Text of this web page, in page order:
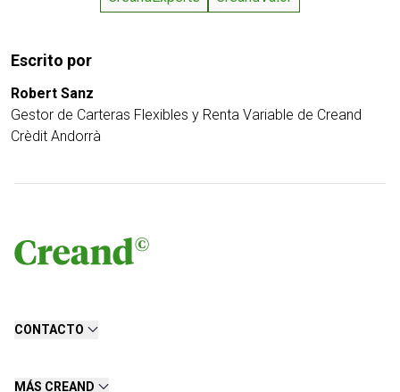
Escrito por
Robert Sanz
Gestor de Carteras Flexibles y Renta Variable de Creand
Crèdit Andorrà
CONTACTO
MÁS CREAND